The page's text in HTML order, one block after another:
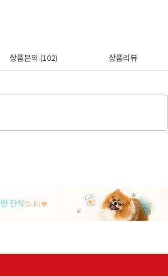
상품문의 (102) 상품리뷰